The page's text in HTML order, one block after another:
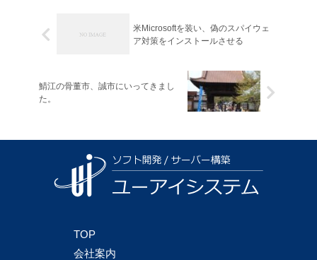
米Microsoftを装い、偽のスパイウェ
ア対策をインストールさせる
鯖江の骨董市、誠市にいってきまし
た。
TOP
会社案内